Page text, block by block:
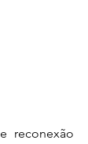
reconexão